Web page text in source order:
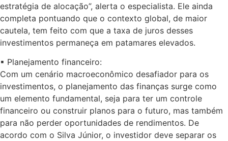
estratégia de alocação”, alerta o especialista. Ele ainda
completa pontuando que o contexto global, de maior
cautela, tem feito com que a taxa de juros desses
investimentos permaneça em patamares elevados.
▪︎ Planejamento financeiro:
Com um cenário macroeconômico desafiador para os
investimentos, o planejamento das finanças surge como
um elemento fundamental, seja para ter um controle
financeiro ou construir planos para o futuro, mas também
para não perder oportunidades de rendimentos. De
acordo com o Silva Júnior, o investidor deve separar os